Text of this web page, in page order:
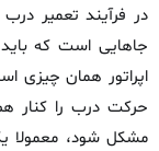
در فرآیند تعمیر درب
جاهایی است که
اپراتور همان چیزی
حرکت درب را کنار
مشکل شود، معمولا